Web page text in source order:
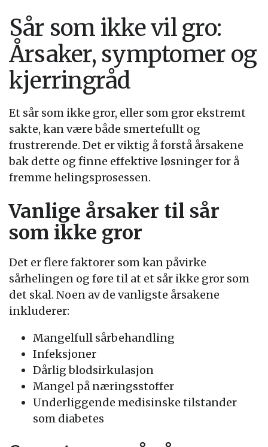
Sår som ikke vil gro:
Årsaker, symptomer og
kjerringråd
Et sår som ikke gror, eller som gror ekstremt
sakte, kan være både smertefullt og
frustrerende. Det er viktig å forstå årsakene
bak dette og finne effektive løsninger for å
fremme helingsprosessen.
Vanlige årsaker til sår
som ikke gror
Det er flere faktorer som kan påvirke
sårhelingen og føre til at et sår ikke gror som
det skal. Noen av de vanligste årsakene
inkluderer:
Mangelfull sårbehandling
Infeksjoner
Dårlig blodsirkulasjon
Mangel på næringsstoffer
Underliggende medisinske tilstander
som diabetes